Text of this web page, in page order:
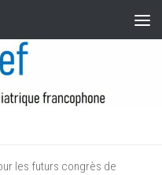
les futurs congrès de